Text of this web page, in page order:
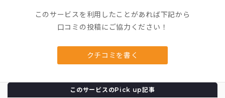
このサービスを利用したことがあれば下記から
口コミの投稿にご協力ください！
クチコミを書く
このサービスのPick up記事